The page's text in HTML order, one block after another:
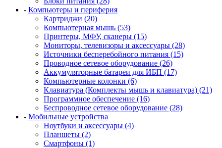
- Компьютеры и периферия
Картриджи (20)
Компьютерная мышь (53)
Принтеры, МФУ, сканеры (15)
Мониторы, телевизоры и аксессуары (28)
Источники бесперебойного питания (15)
Проводное сетевое оборудование (26)
Аккумуляторные батареи для ИБП (17)
Компьютерные колонки (6)
Клавиатура (Комплекты мышь и клавиатура) (21)
Программное обеспечение (16)
Беспроводное сетевое оборудование (28)
- Мобильные устройства
Ноутбуки и аксессуары (4)
Планшеты (2)
Смартфоны (1)